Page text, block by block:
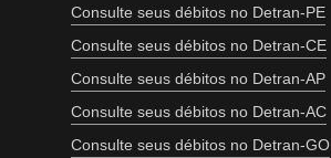
Consulte seus débitos no Detran-PE
Consulte seus débitos no Detran-CE
Consulte seus débitos no Detran-AP
Consulte seus débitos no Detran-AC
Consulte seus débitos no Detran-GO